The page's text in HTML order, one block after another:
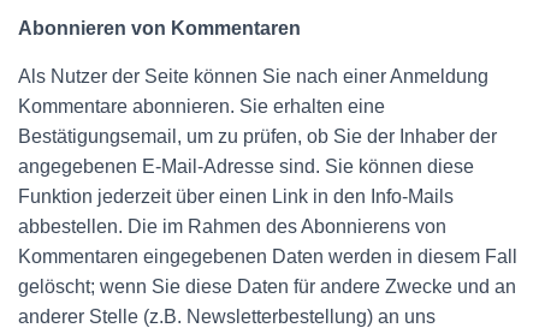
Abonnieren von Kommentaren
Als Nutzer der Seite können Sie nach einer Anmeldung
Kommentare abonnieren. Sie erhalten eine
Bestätigungsemail, um zu prüfen, ob Sie der Inhaber der
angegebenen E-Mail-Adresse sind. Sie können diese
Funktion jederzeit über einen Link in den Info-Mails
abbestellen. Die im Rahmen des Abonnierens von
Kommentaren eingegebenen Daten werden in diesem Fall
gelöscht; wenn Sie diese Daten für andere Zwecke und an
anderer Stelle (z.B. Newsletterbestellung) an uns